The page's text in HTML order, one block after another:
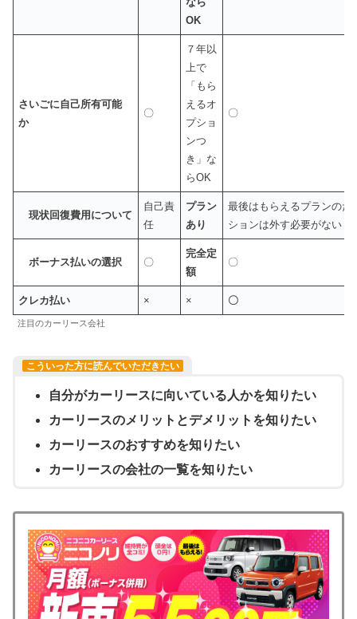
OK
さいごに自己所有可能
か
〇
７年以
上で
「もら
えるオ
プショ
ンつ
き」な
らOK
〇
現状回復費用について
自己責
任
プラン
あり
最後はもらえるプランのた
ションは外す必要がない
ボーナス払いの選択 〇
完全定
額
〇
クレカ払い × × 〇
注目のカーリース会社
こういった方に読んでいただきたい
自分がカーリースに向いている人かを知りたい
カーリースのメリットとデメリットを知りたい
カーリースのおすすめを知りたい
カーリースの会社の一覧を知りたい